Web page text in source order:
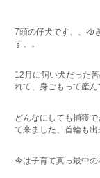
7頭の仔犬です、、ゆ
す、。
12月に飼い犬だった
れて、身ごもって産
どんなにしても捕獲
て来ました、首輪も
今は子育て真っ最中